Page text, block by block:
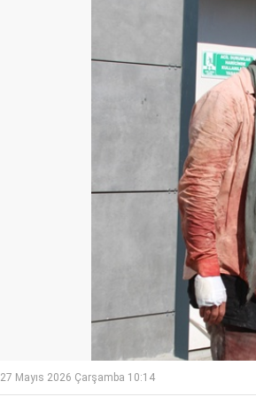
27 Mayıs 2026 Çarşamba 10:14